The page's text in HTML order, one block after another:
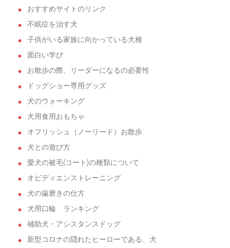
おすすめサイトのリンク
不眠症を治す犬
子供がいる家族に向かっている犬種
面白い学び
お散歩の際、リーダーになるの必要性
ドッグショー専用グッズ
犬のウォーキング
犬用食用おもちゃ
オフリッシュ（ノーリード）お散歩
犬との遊び方
愛犬の被毛(コート)の種類について
オビディエンストレーニング
犬の歯磨きの仕方
犬用口輪 ランキング
補助犬・アシスタンスドッグ
新型コロナの隠れたヒーローである、犬